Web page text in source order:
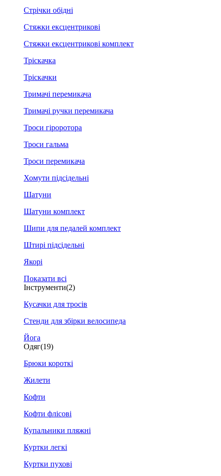
Стрічки обідні
Стяжки ексцентрикові
Стяжки ексцентрикові комплект
Тріскачка
Тріскачки
Тримачі перемикача
Тримачі ручки перемикача
Троси гіроротора
Троси гальма
Троси перемикача
Хомути підсідельні
Шатуни
Шатуни комплект
Шипи для педалей комплект
Штирі підсідельні
Якорі
Показати всі
Інструменти(2)
Кусачки для тросів
Стенди для збірки велосипеда
Йога
Одяг(19)
Брюки короткі
Жилети
Кофти
Кофти флісові
Купальники пляжні
Куртки легкі
Куртки пухові